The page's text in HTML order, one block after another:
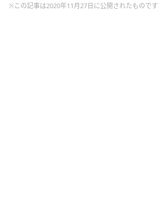
※この記事は2020年11月27日に公開されたものです